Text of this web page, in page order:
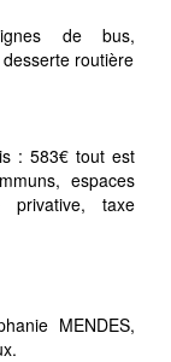
de bus,
routière
: 583€ tout est
espaces
privative, taxe
MENDES,